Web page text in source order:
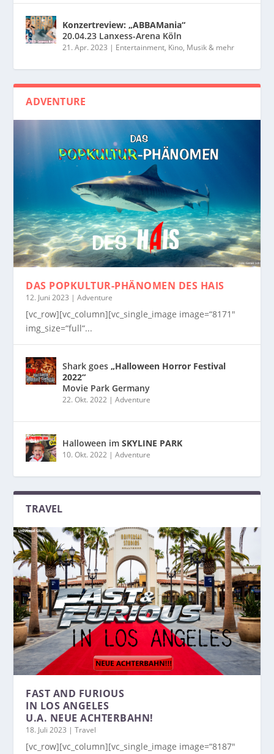
Konzertreview: „ABBAMania“
20.04.23 Lanxess-Arena Köln
21. Apr. 2023 | Entertainment, Kino, Musik & mehr
ADVENTURE
DAS POPKULTUR-PHÄNOMEN DES HAIS
12. Juni 2023 |Adventure
[vc_row][vc_column][vc_single_image image=“8171″
img_size=“full“...
Shark goes„Halloween Horror Festival
2022“
Movie Park Germany
22. Okt. 2022 |Adventure
Halloween imSKYLINE PARK
10. Okt. 2022 |Adventure
TRAVEL
FAST AND FURIOUS
IN LOS ANGELES
U.A. NEUE ACHTERBAHN!
18. Juli 2023 |Travel
[vc_row][vc_column][vc_single_image image=“8187″